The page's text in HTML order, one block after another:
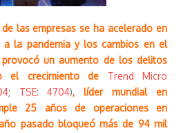
las empresas se ha acelerado en
la pandemia y los cambios en el
provocó un aumento de los delitos
el crecimiento de
Trend Micro
; TSE: 4704), líder mundial en
25 años de operaciones en
pasado bloqueó más de 94 mil